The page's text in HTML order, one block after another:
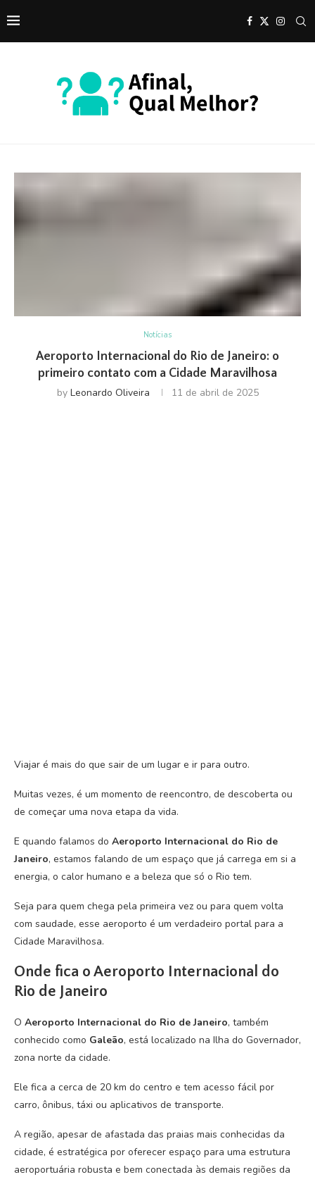
Notícias
Aeroporto Internacional do Rio de Janeiro: o
primeiro contato com a Cidade Maravilhosa
by Leonardo Oliveira 11 de abril de 2025
Viajar é mais do que sair de um lugar e ir para outro.
Muitas vezes, é um momento de reencontro, de descoberta ou
de começar uma nova etapa da vida.
E quando falamos do Aeroporto Internacional do Rio de
Janeiro, estamos falando de um espaço que já carrega em si a
energia, o calor humano e a beleza que só o Rio tem.
Seja para quem chega pela primeira vez ou para quem volta
com saudade, esse aeroporto é um verdadeiro portal para a
Cidade Maravilhosa.
Onde fica o Aeroporto Internacional do
Rio de Janeiro
O Aeroporto Internacional do Rio de Janeiro, também
conhecido como Galeão, está localizado na Ilha do Governador,
zona norte da cidade.
Ele fica a cerca de 20 km do centro e tem acesso fácil por
carro, ônibus, táxi ou aplicativos de transporte.
A região, apesar de afastada das praias mais conhecidas da
cidade, é estratégica por oferecer espaço para uma estrutura
aeroportuária robusta e bem conectada às demais regiões da